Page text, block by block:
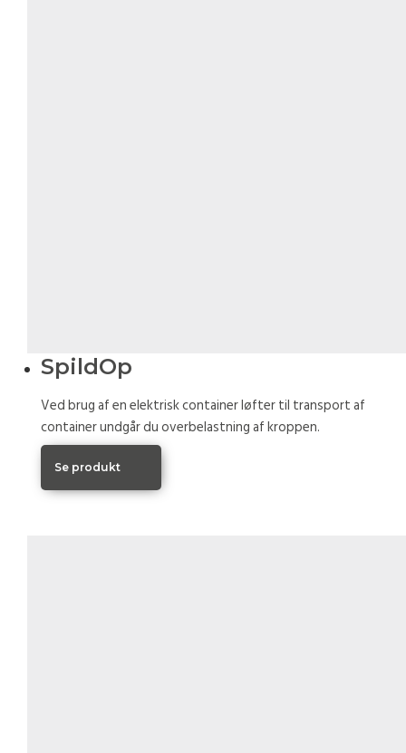
SpildOp
Ved brug af en elektrisk container løfter til transport af
container undgår du overbelastning af kroppen.
Se produkt